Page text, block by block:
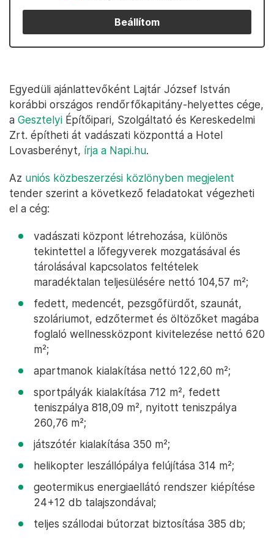
Beállítom
Egyedüli ajánlattevőként Lajtár József István
korábbi országos rendőrfőkapitány-helyettes cége,
a Gesztelyi Építőipari, Szolgáltató és Kereskedelmi
Zrt. építheti át vadászati központtá a Hotel
Lovasberényt, írja a Napi.hu.
Az uniós közbeszerzési közlönyben megjelent
tender szerint a következő feladatokat végezheti
el a cég:
vadászati központ létrehozása, különös
tekintettel a lőfegyverek mozgatásával és
tárolásával kapcsolatos feltételek
maradéktalan teljesülésére nettó 104,57 m²;
fedett, medencét, pezsgőfürdőt, szaunát,
szoláriumot, edzőtermet és öltözőket magába
foglaló wellnessközpont kivitelezése nettó 620
m²;
apartmanok kialakítása nettó 122,60 m²;
sportpályák kialakítása 712 m², fedett
teniszpálya 818,09 m², nyitott teniszpálya
260,76 m²;
játszótér kialakítása 350 m²;
helikopter leszállópálya felújítása 314 m²;
geotermikus energiaellátó rendszer kiépítése
24+12 db talajszondával;
teljes szállodai bútorzat biztosítása 385 db;